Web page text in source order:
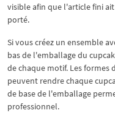
visible afin que l'article fini
porté.
Si vous créez un ensemble
bas de l'emballage du
de chaque motif. Les formes
peuvent rendre chaque
de base de l'emballage
professionnel.